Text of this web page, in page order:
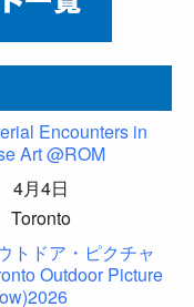
Encounters in
Art @ROM
4月4日
Toronto
トドア・ピクチャ
Outdoor Picture